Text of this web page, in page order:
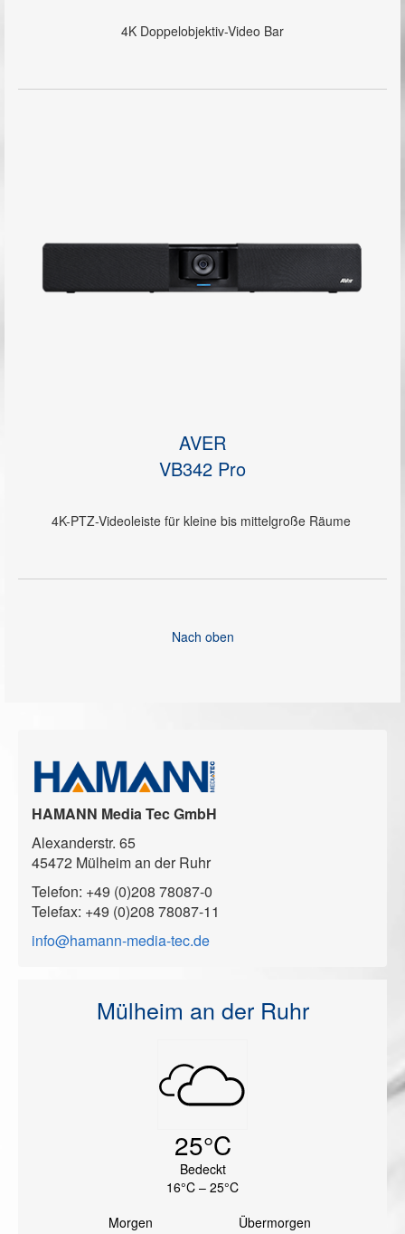
4K Doppelobjektiv-Video Bar
AVER
VB342 Pro
4K-PTZ-Videoleiste für kleine bis mittelgroße Räume
Nach oben
HAMANN Media Tec GmbH
Alexanderstr. 65
45472 Mülheim an der Ruhr
Telefon: +49 (0)208 78087-0
Telefax: +49 (0)208 78087-11
info@hamann-media-tec.de
Mülheim an der Ruhr
25°C
Bedeckt
16°C – 25°C
Morgen
Übermorgen